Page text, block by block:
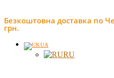
Безкоштовна доставка по
грн.
UA
RU